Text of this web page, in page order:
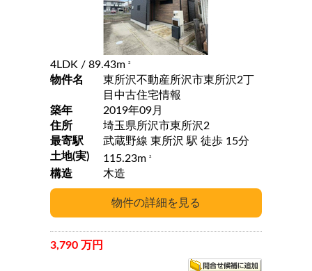
4LDK / 89.43m 2
物件名
東所沢不動産所沢市東所沢2丁
目中古住宅情報
築年
2019年09月
住所
埼玉県所沢市東所沢2
最寄駅
武蔵野線 東所沢 駅 徒歩 15分
土地(実)
115.23m 2
構造 木造
3,790 万円